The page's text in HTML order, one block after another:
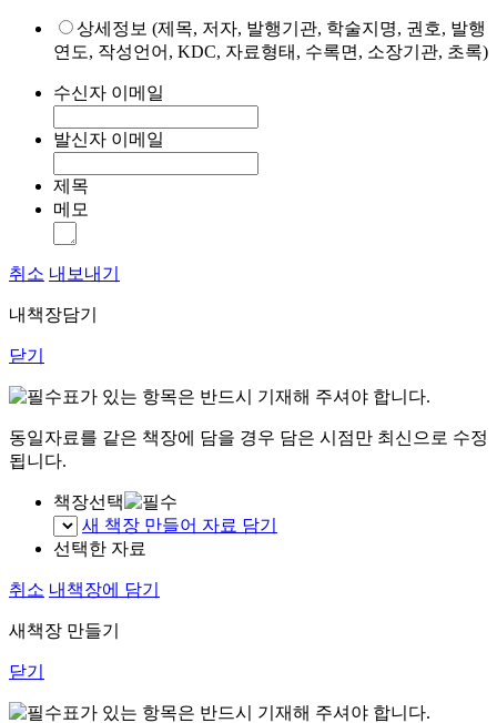
상세정보 (제목, 저자, 발행기관, 학술지명, 권호, 발행
연도, 작성언어, KDC, 자료형태, 수록면, 소장기관, 초록)
수신자 이메일
발신자 이메일
제목
메모
취소 내보내기
내책장담기
닫기
표가 있는 항목은 반드시 기재해 주셔야 합니다.
동일자료를 같은 책장에 담을 경우 담은 시점만 최신으로 수정
됩니다.
책장선택
새 책장 만들어 자료 담기
선택한 자료
취소 내책장에 담기
새책장 만들기
닫기
표가 있는 항목은 반드시 기재해 주셔야 합니다.